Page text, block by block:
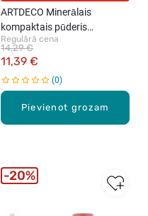
Pievienot grozam
ARTDECO Minerālais
kompaktais pūderis
uzpildīšanai, 9g
Regulārā cena
11,39 €
14,29 €
0
20%